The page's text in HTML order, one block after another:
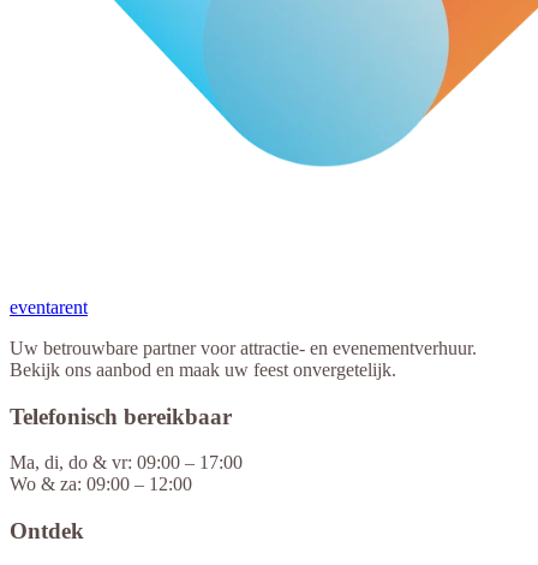
eventarent
Uw betrouwbare partner voor attractie- en evenementverhuur.
Bekijk ons aanbod en maak uw feest onvergetelijk.
Telefonisch bereikbaar
Ma, di, do & vr: 09:00 – 17:00
Wo & za: 09:00 – 12:00
Ontdek